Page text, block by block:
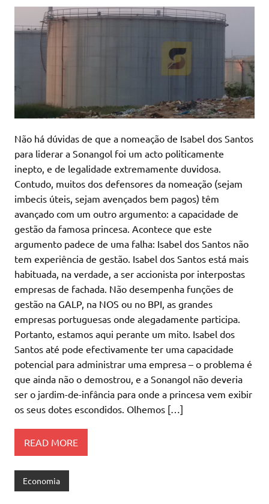
Não há dúvidas de que a nomeação de Isabel dos Santos
para liderar a Sonangol foi um acto politicamente
inepto, e de legalidade extremamente duvidosa.
Contudo, muitos dos defensores da nomeação (sejam
imbecis úteis, sejam avençados bem pagos) têm
avançado com um outro argumento: a capacidade de
gestão da famosa princesa. Acontece que este
argumento padece de uma falha: Isabel dos Santos não
tem experiência de gestão. Isabel dos Santos está mais
habituada, na verdade, a ser accionista por interpostas
empresas de fachada. Não desempenha funções de
gestão na GALP, na NOS ou no BPI, as grandes
empresas portuguesas onde alegadamente participa.
Portanto, estamos aqui perante um mito. Isabel dos
Santos até pode efectivamente ter uma capacidade
potencial para administrar uma empresa – o problema é
que ainda não o demostrou, e a Sonangol não deveria
ser o jardim-de-infância para onde a princesa vem exibir
os seus dotes escondidos. Olhemos […]
READ MORE
Economia